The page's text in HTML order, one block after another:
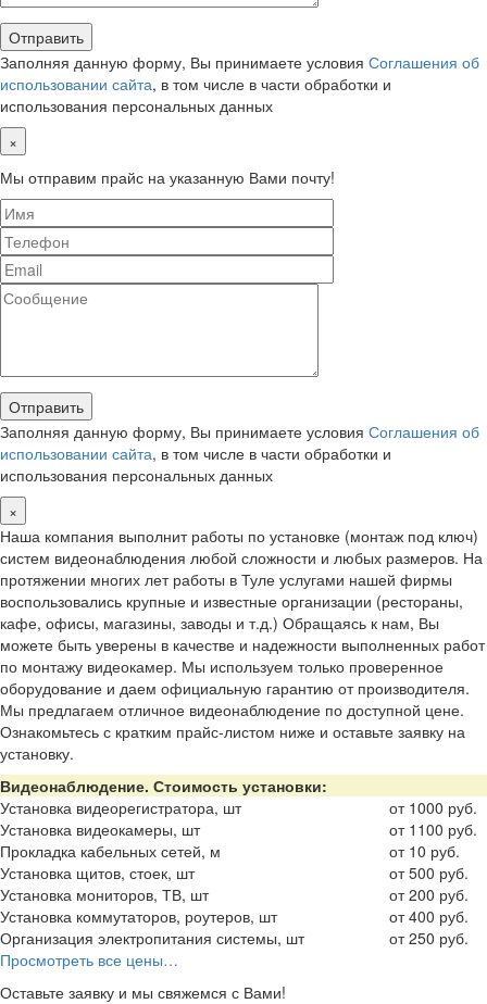
Заполняя данную форму, Вы принимаете условия Соглашения об
использовании сайта, в том числе в части обработки и
использования персональных данных
×
Мы отправим прайс на указанную Вами почту!
Заполняя данную форму, Вы принимаете условия Соглашения об
использовании сайта, в том числе в части обработки и
использования персональных данных
×
Наша компания выполнит работы по установке (монтаж под ключ)
систем видеонаблюдения любой сложности и любых размеров. На
протяжении многих лет работы в Туле услугами нашей фирмы
воспользовались крупные и известные организации (рестораны,
кафе, офисы, магазины, заводы и т.д.) Обращаясь к нам, Вы
можете быть уверены в качестве и надежности выполненных работ
по монтажу видеокамер. Мы используем только проверенное
оборудование и даем официальную гарантию от производителя.
Мы предлагаем отличное видеонаблюдение по доступной цене.
Ознакомьтесь с кратким прайс-листом ниже и оставьте заявку на
установку.
Видеонаблюдение. Стоимость установки:
Установка видеорегистратора, шт
от 1000 руб.
Установка видеокамеры, шт
от 1100 руб.
Прокладка кабельных сетей, м
от 10 руб.
Установка щитов, стоек, шт
от 500 руб.
Установка мониторов, ТВ, шт
от 200 руб.
Установка коммутаторов, роутеров, шт
от 400 руб.
Организация электропитания системы, шт
от 250 руб.
Просмотреть все цены…
Оставьте заявку и мы свяжемся с Вами!